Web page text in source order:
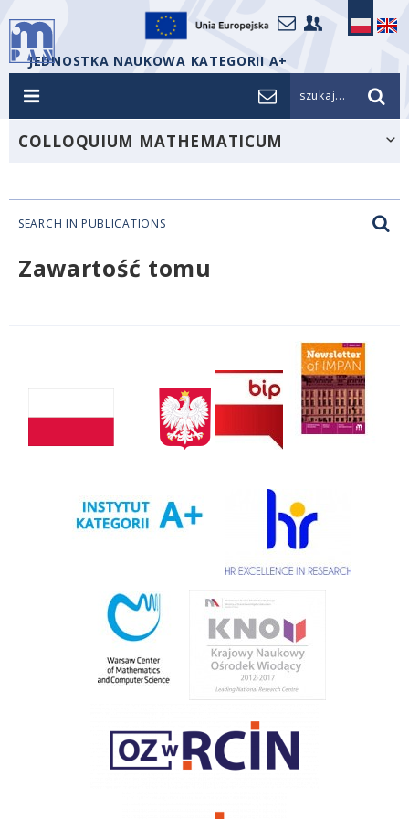
JEDNOSTKA NAUKOWA KATEGORII A+
szukaj...
COLLOQUIUM MATHEMATICUM
SEARCH IN PUBLICATIONS
Zawartość tomu